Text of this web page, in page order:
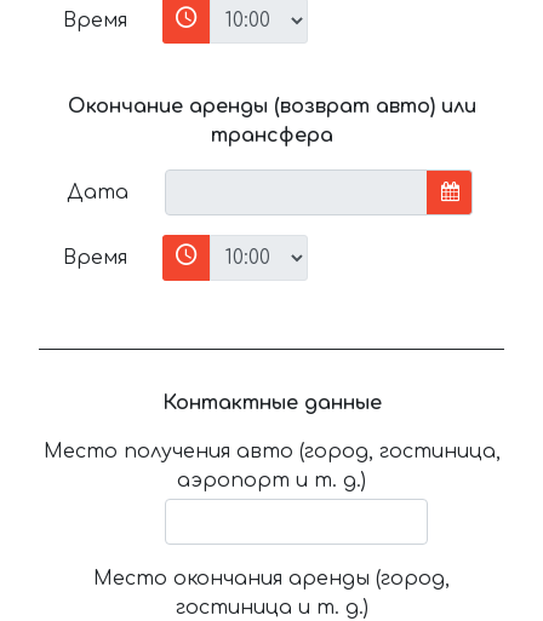
Время
Окончание аренды (возврат авто) или
трансфера
Дата
Время
Контактные данные
Место получения авто (город, гостиница,
аэропорт и т. д.)
Место окончания аренды (город,
гостиница и т. д.)